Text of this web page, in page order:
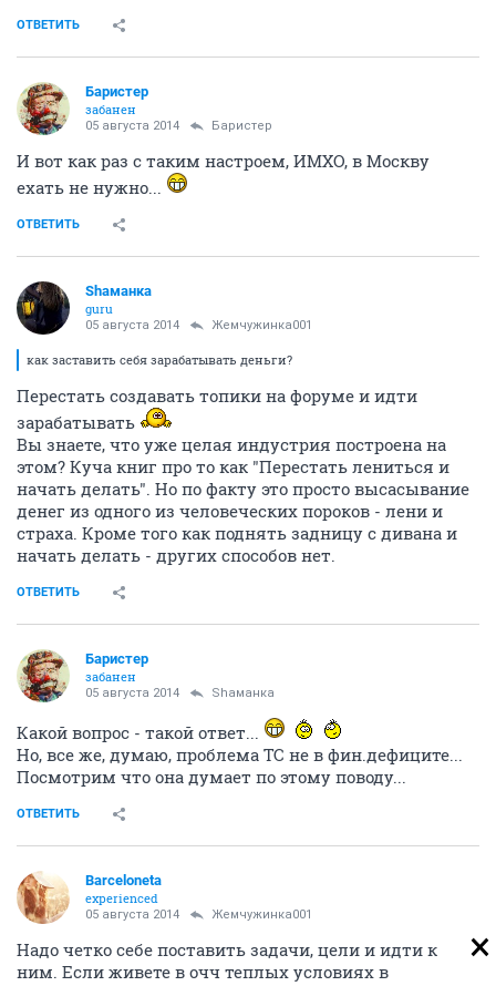
ОТВЕТИТЬ
Баристер
забанен
05 августа 2014 Баристер
И вот как раз с таким настроем, ИМХО, в Москву
ехать не нужно...
ОТВЕТИТЬ
Shаманка
guru
05 августа 2014 Жемчужинка001
как заставить себя зарабатывать деньги?
Перестать создавать топики на форуме и идти
зарабатывать
Вы знаете, что уже целая индустрия построена на
этом? Куча книг про то как "Перестать лениться и
начать делать". Но по факту это просто высасывание
денег из одного из человеческих пороков - лени и
страха. Кроме того как поднять задницу с дивана и
начать делать - других способов нет.
ОТВЕТИТЬ
Баристер
забанен
05 августа 2014 Shаманка
Какой вопрос - такой ответ...
Но, все же, думаю, проблема ТС не в фин.дефиците...
Посмотрим что она думает по этому поводу...
ОТВЕТИТЬ
Barceloneta
experienced
05 августа 2014 Жемчужинка001
Надо четко себе поставить задачи, цели и идти к
ним. Если живете в очч теплых условиях в